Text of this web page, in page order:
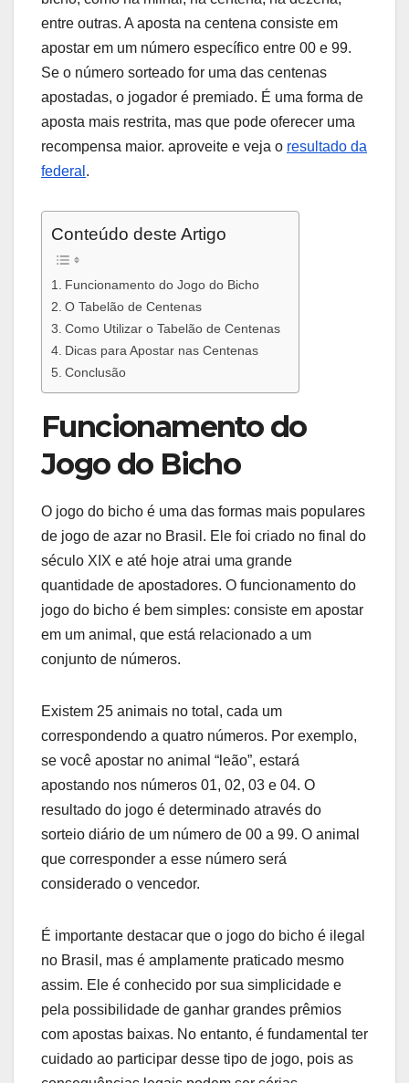
entre outras. A aposta na centena consiste em
apostar em um número específico entre 00 e 99.
Se o número sorteado for uma das centenas
apostadas, o jogador é premiado. É uma forma de
aposta mais restrita, mas que pode oferecer uma
recompensa maior. aproveite e veja o resultado da
federal .
Conteúdo deste Artigo
Funcionamento do Jogo do Bicho
O Tabelão de Centenas
Como Utilizar o Tabelão de Centenas
Dicas para Apostar nas Centenas
Conclusão
Funcionamento do
Jogo do Bicho
O jogo do bicho é uma das formas mais populares
de jogo de azar no Brasil. Ele foi criado no final do
século XIX e até hoje atrai uma grande
quantidade de apostadores. O funcionamento do
jogo do bicho é bem simples: consiste em apostar
em um animal, que está relacionado a um
conjunto de números.
Existem 25 animais no total, cada um
correspondendo a quatro números. Por exemplo,
se você apostar no animal “leão”, estará
apostando nos números 01, 02, 03 e 04. O
resultado do jogo é determinado através do
sorteio diário de um número de 00 a 99. O animal
que corresponder a esse número será
considerado o vencedor.
É importante destacar que o jogo do bicho é ilegal
no Brasil, mas é amplamente praticado mesmo
assim. Ele é conhecido por sua simplicidade e
pela possibilidade de ganhar grandes prêmios
com apostas baixas. No entanto, é fundamental ter
cuidado ao participar desse tipo de jogo, pois as